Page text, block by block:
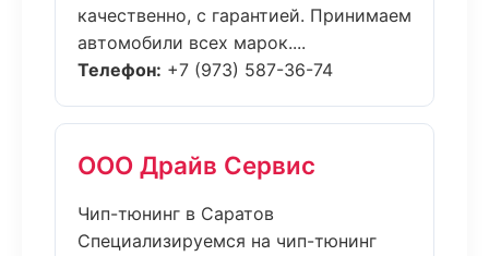
качественно, с гарантией. Принимаем
автомобили всех марок....
Телефон: +7 (973) 587-36-74
ООО Драйв Сервис
Чип-тюнинг в Саратов
Специализируемся на чип-тюнинг